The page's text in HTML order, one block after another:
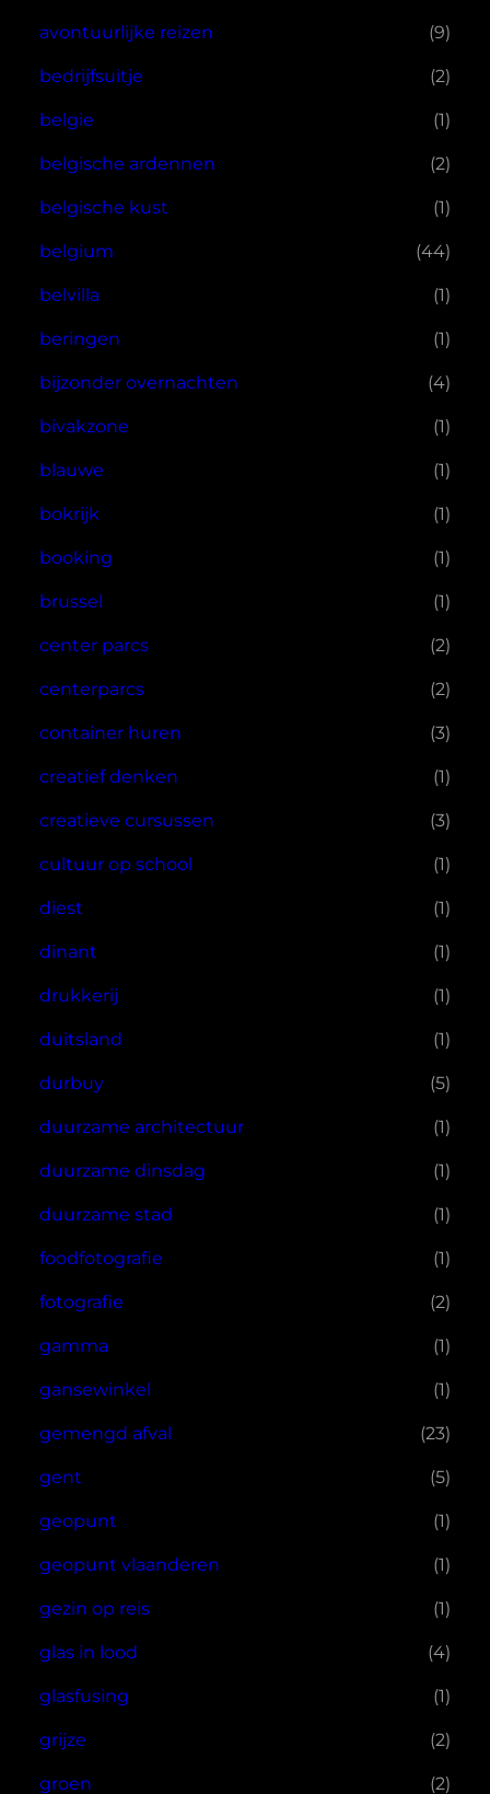
avontuurlijke reizen (9)
bedrijfsuitje (2)
belgie (1)
belgische ardennen (2)
belgische kust (1)
belgium (44)
belvilla (1)
beringen (1)
bijzonder overnachten (4)
bivakzone (1)
blauwe (1)
bokrijk (1)
booking (1)
brussel (1)
center parcs (2)
centerparcs (2)
container huren (3)
creatief denken (1)
creatieve cursussen (3)
cultuur op school (1)
diest (1)
dinant (1)
drukkerij (1)
duitsland (1)
durbuy (5)
duurzame architectuur (1)
duurzame dinsdag (1)
duurzame stad (1)
foodfotografie (1)
fotografie (2)
gamma (1)
gansewinkel (1)
gemengd afval (23)
gent (5)
geopunt (1)
geopunt vlaanderen (1)
gezin op reis (1)
glas in lood (4)
glasfusing (1)
grijze (2)
groen (2)